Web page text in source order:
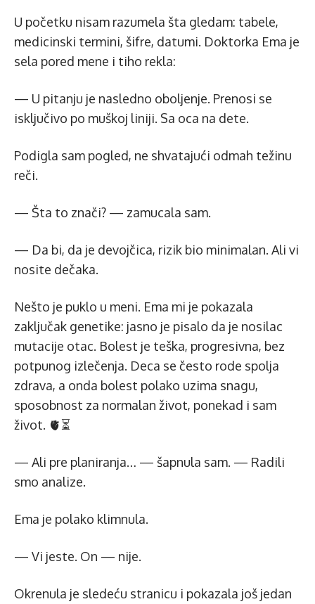
U početku nisam razumela šta gledam: tabele,
medicinski termini, šifre, datumi. Doktorka Ema je
sela pored mene i tiho rekla:
— U pitanju je nasledno oboljenje. Prenosi se
isključivo po muškoj liniji. Sa oca na dete.
Podigla sam pogled, ne shvatajući odmah težinu
reči.
— Šta to znači? — zamucala sam.
— Da bi, da je devojčica, rizik bio minimalan. Ali vi
nosite dečaka.
Nešto je puklo u meni. Ema mi je pokazala
zaključak genetike: jasno je pisalo da je nosilac
mutacije otac. Bolest je teška, progresivna, bez
potpunog izlečenja. Deca se često rode spolja
zdrava, a onda bolest polako uzima snagu,
sposobnost za normalan život, ponekad i sam
život. 🫀⏳
— Ali pre planiranja… — šapnula sam. — Radili
smo analize.
Ema je polako klimnula.
— Vi jeste. On — nije.
Okrenula je sledeću stranicu i pokazala još jedan